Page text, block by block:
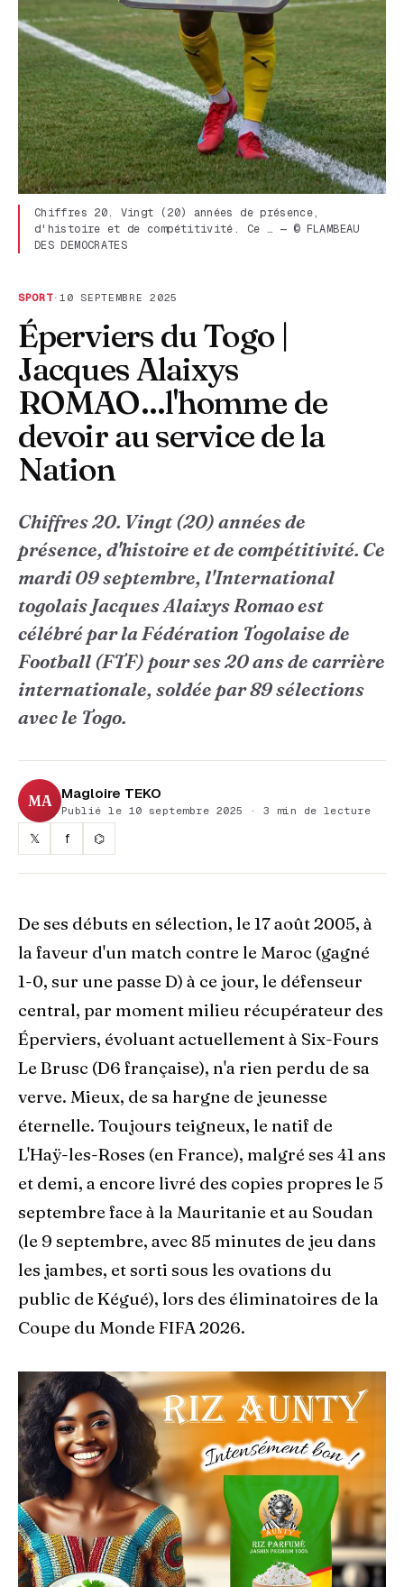
Chiffres 20. Vingt (20) années de présence,
d'histoire et de compétitivité. Ce … — © FLAMBEAU
DES DEMOCRATES
SPORT·10 SEPTEMBRE 2025
Éperviers du Togo |
Jacques Alaixys
ROMAO...l'homme de
devoir au service de la
Nation
Chiffres 20. Vingt (20) années de
présence, d'histoire et de compétitivité. Ce
mardi 09 septembre, l'International
togolais Jacques Alaixys Romao est
célébré par la Fédération Togolaise de
Football (FTF) pour ses 20 ans de carrière
internationale, soldée par 89 sélections
avec le Togo.
MA Magloire TEKO
Publié le 10 septembre 2025 · 3 min de lecture
𝕏 f ⌬
De ses débuts en sélection, le 17 août 2005, à
la faveur d'un match contre le Maroc (gagné
1-0, sur une passe D) à ce jour, le défenseur
central, par moment milieu récupérateur des
Éperviers, évoluant actuellement à Six-Fours
Le Brusc (D6 française), n'a rien perdu de sa
verve. Mieux, de sa hargne de jeunesse
éternelle. Toujours teigneux, le natif de
L'Haÿ-les-Roses (en France), malgré ses 41 ans
et demi, a encore livré des copies propres le 5
septembre face à la Mauritanie et au Soudan
(le 9 septembre, avec 85 minutes de jeu dans
les jambes, et sorti sous les ovations du
public de Kégué), lors des éliminatoires de la
Coupe du Monde FIFA 2026.